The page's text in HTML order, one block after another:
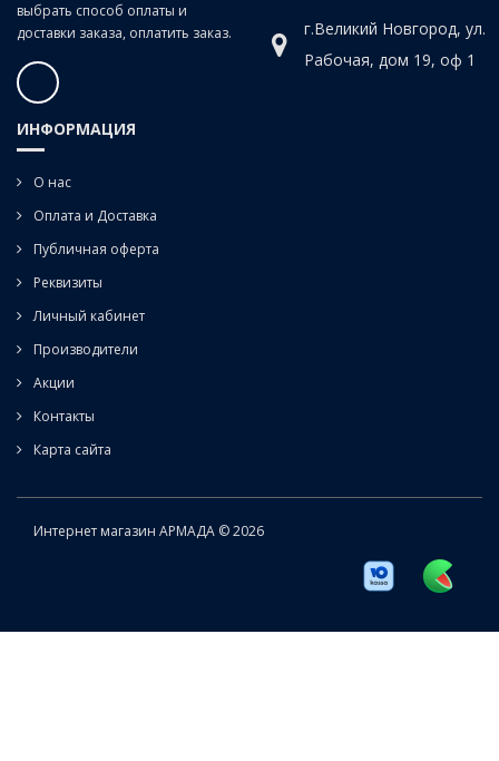
выбрать способ оплаты и
доставки заказа, оплатить заказ.
г.Великий Новгород, ул.
Рабочая, дом 19, оф 1
ИНФОРМАЦИЯ
О нас
Оплата и Доставка
Публичная оферта
Реквизиты
Личный кабинет
Производители
Акции
Контакты
Карта сайта
Интернет магазин АРМАДА © 2026